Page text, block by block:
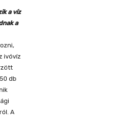
a víz
a
ivóvíz
db
A